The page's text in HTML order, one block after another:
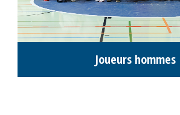
Joueurs hommes